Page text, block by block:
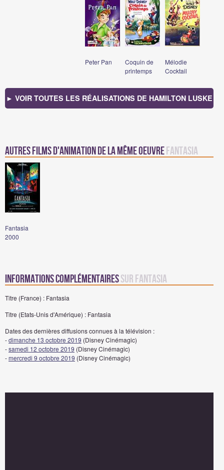
Peter Pan
Coquin de
printemps
Mélodie
Cocktail
► VOIR TOUTES LES RÉALISATIONS DE HAMILTON LUSKE
Autres films d'animation de la même oeuvre Fantasia
Fantasia
2000
Informations complémentairessur Fantasia
Titre (France) : Fantasia
Titre (Etats-Unis d'Amérique) : Fantasia
Dates des dernières diffusions connues à la télévision :
-dimanche 13 octobre 2019 (Disney Cinémagic)
-samedi 12 octobre 2019 (Disney Cinémagic)
-mercredi 9 octobre 2019 (Disney Cinémagic)